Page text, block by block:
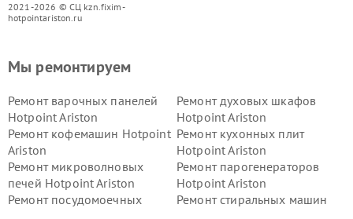
2021-2026 © СЦ kzn.fixim-
hotpointariston.ru
Мы ремонтируем
Ремонт варочных панелей
Hotpoint Ariston
Ремонт духовых шкафов
Hotpoint Ariston
Ремонт кофемашин Hotpoint
Ariston
Ремонт кухонных плит
Hotpoint Ariston
Ремонт микроволновых
печей Hotpoint Ariston
Ремонт парогенераторов
Hotpoint Ariston
Ремонт посудомоечных
Ремонт стиральных машин